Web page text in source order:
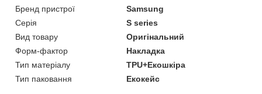
Бренд пристрої
Samsung
Серія
S series
Вид товару
Оригінальний
Форм-фактор
Накладка
Тип матеріалу
TPU+Екошкіра
Тип паковання
Екокейс